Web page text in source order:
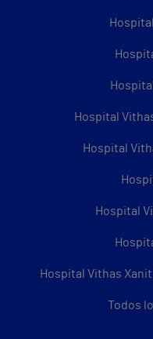
Hospital
Hospital
Hospital
Hospital Vithas
Todos